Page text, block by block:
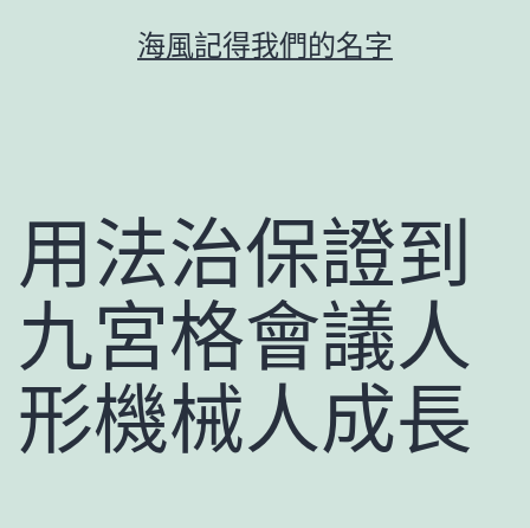
海風記得我們的名字
用法治保證到
九宮格會議人
形機械人成長